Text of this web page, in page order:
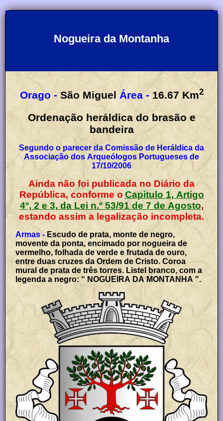
Nogueira da Montanha
Orago - São Miguel Área - 16.67 Km2
Ordenação heráldica do brasão e
bandeira
Segundo o parecer da Comissão de Heráldica da
Associação dos Arqueólogos Portugueses de
17/10/2006
Ainda não foi publicada no Diário da
República, conforme o Capitulo 1, Artigo
4º, 2 e 3, da Lei n.º 53/91 de 7 de Agosto,
estando assim a legalização incompleta.
Armas - Escudo de prata, monte de negro,
movente da ponta, encimado por nogueira de
vermelho, folhada de verde e frutada de ouro,
entre duas cruzes da Ordem de Cristo. Coroa
mural de prata de três torres. Listel branco, com a
legenda a negro: “ NOGUEIRA DA MONTANHA ".